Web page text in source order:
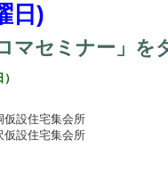
日)
マセミナー」を
住宅集会所
住宅集会所